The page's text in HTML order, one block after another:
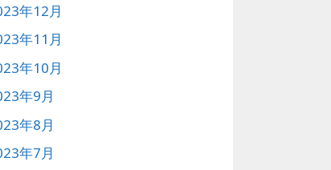
年12月
年11月
年10月
年9月
年8月
年7月